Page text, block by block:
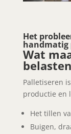
Het
handmatig
Wat
Palletiseren
productie en
Het tillen
Buigen,